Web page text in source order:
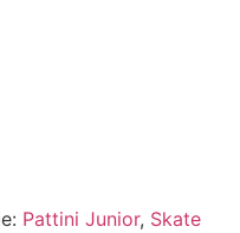
Pattini Junior, Skate